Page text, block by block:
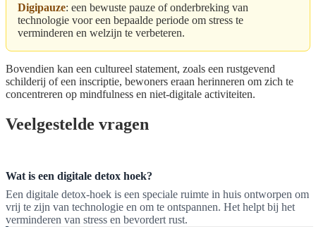
Digipauze: een bewuste pauze of onderbreking van
technologie voor een bepaalde periode om stress te
verminderen en welzijn te verbeteren.
Bovendien kan een cultureel statement, zoals een rustgevend
schilderij of een inscriptie, bewoners eraan herinneren om zich te
concentreren op mindfulness en niet-digitale activiteiten.
Veelgestelde vragen
Wat is een digitale detox hoek?
Een digitale detox-hoek is een speciale ruimte in huis ontworpen om
vrij te zijn van technologie en om te ontspannen. Het helpt bij het
verminderen van stress en bevordert rust.